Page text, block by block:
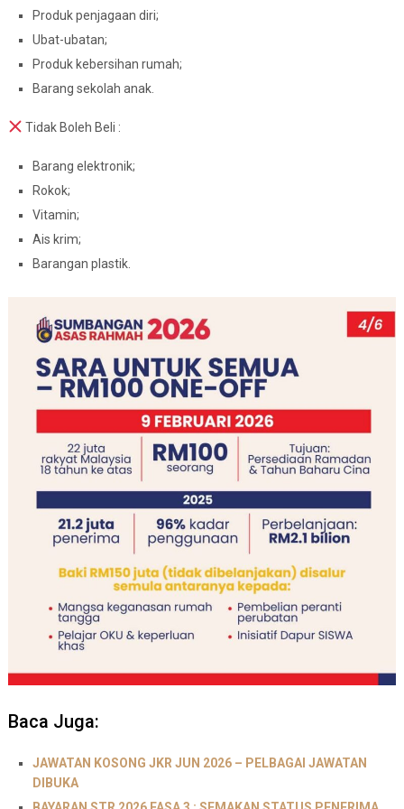
Produk penjagaan diri;
Ubat-ubatan;
Produk kebersihan rumah;
Barang sekolah anak.
Tidak Boleh Beli :
Barang elektronik;
Rokok;
Vitamin;
Ais krim;
Barangan plastik.
Baca Juga:
JAWATAN KOSONG JKR JUN 2026 – PELBAGAI JAWATAN
DIBUKA